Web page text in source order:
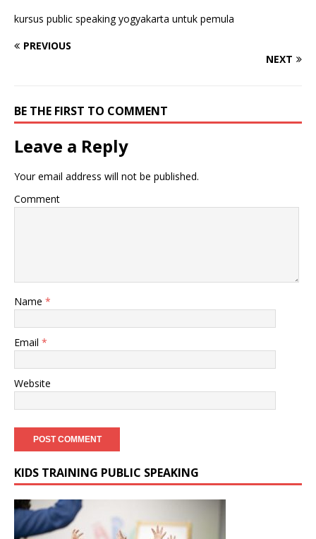
kursus public speaking yogyakarta untuk pemula
PREVIOUS
NEXT
BE THE FIRST TO COMMENT
Leave a Reply
Your email address will not be published.
Comment
Name *
Email *
Website
KIDS TRAINING PUBLIC SPEAKING